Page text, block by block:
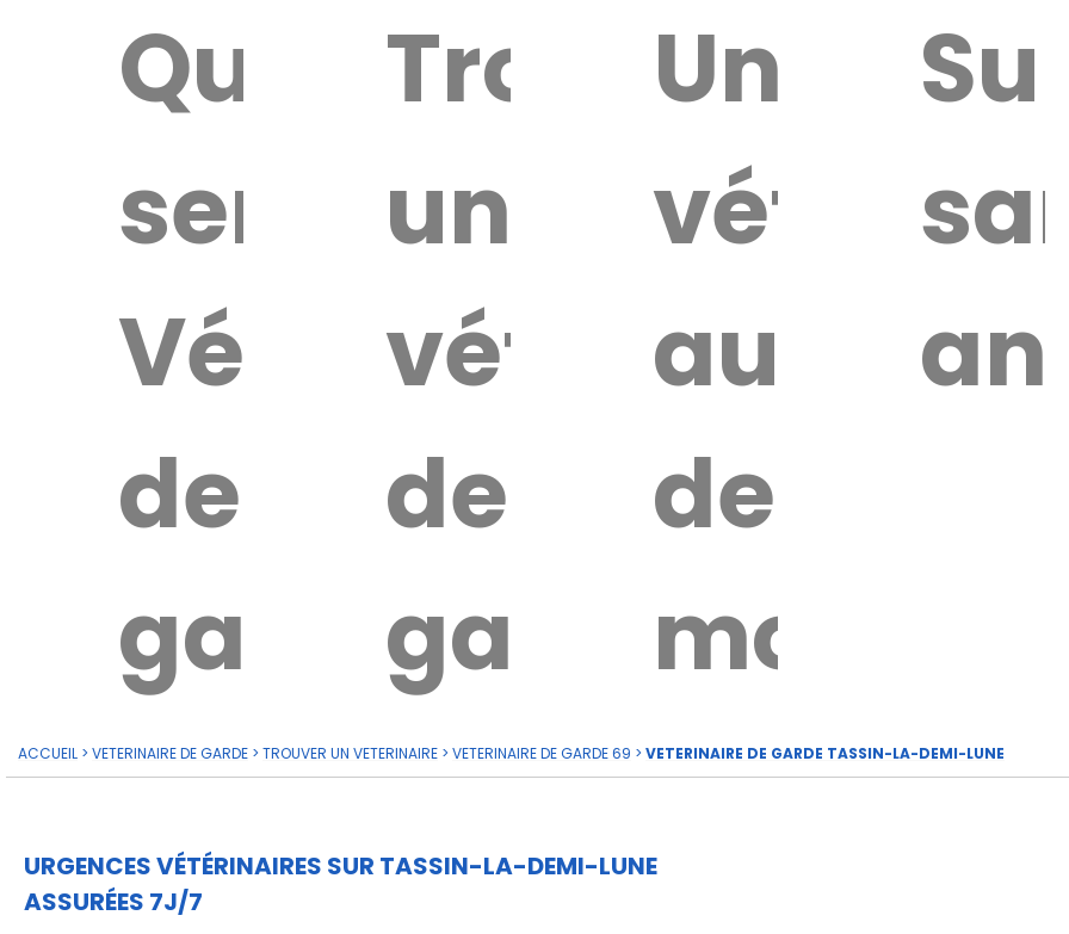
Quel
service
Vétérinaire
de
garde?
Trouver
un
vétérinaire
de
garde
Un
autour
de
moi
ACCUEIL > VETERINAIRE DE GARDE > TROUVER UN VETERINAIRE > VETERINAIRE DE GARDE 69 > VETERINAIRE DE GARDE TASSIN-LA-DEMI-LUNE
URGENCES VÉTÉRINAIRES SUR TASSIN-LA-DEMI-LUNE
ASSURÉES 7J/7